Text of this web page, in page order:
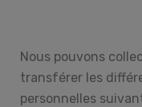
Nous pouvons
transférer les
personnelles